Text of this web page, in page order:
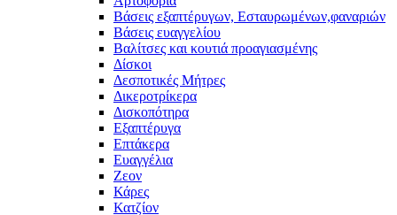
Βάσεις εξαπτέρυγων, Εσταυρωμένων,φαναριών
Βάσεις ευαγγελίου
Βαλίτσες και κουτιά προαγιασμένης
Δίσκοι
Δεσποτικές Μήτρες
Δικεροτρίκερα
Δισκοπότηρα
Εξαπτέρυγα
Επτάκερα
Ευαγγέλια
Ζεον
Κάρες
Κατζίον